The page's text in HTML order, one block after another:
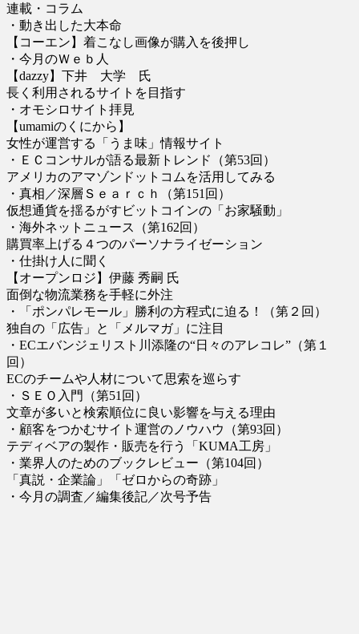
連載・コラム
・動き出した大本命
【コーエン】着こなし画像が購入を後押し
・今月のＷｅｂ人
【dazzy】下井 大学 氏
長く利用されるサイトを目指す
・オモシロサイト拝見
【umamiのくにから】
女性が運営する「うま味」情報サイト
・ＥＣコンサルが語る最新トレンド（第53回）
アメリカのアマゾンドットコムを活用してみる
・真相／深層Ｓｅａｒｃｈ（第151回）
仮想通貨を揺るがすビットコインの「お家騒動」
・海外ネットニュース（第162回）
購買率上げる４つのパーソナライゼーション
・仕掛け人に聞く
【オープンロジ】伊藤 秀嗣 氏
面倒な物流業務を手軽に外注
・「ポンパレモール」勝利の方程式に迫る！（第２回）
独自の「広告」と「メルマガ」に注目
・ECエバンジェリスト川添隆の“日々のアレコレ”（第１
回）
ECのチームや人材について思索を巡らす
・ＳＥＯ入門（第51回）
文章が多いと検索順位に良い影響を与える理由
・顧客をつかむサイト運営のノウハウ（第93回）
テディベアの製作・販売を行う「KUMA工房」
・業界人のためのブックレビュー（第104回）
「真説・企業論」「ゼロからの奇跡」
・今月の調査／編集後記／次号予告